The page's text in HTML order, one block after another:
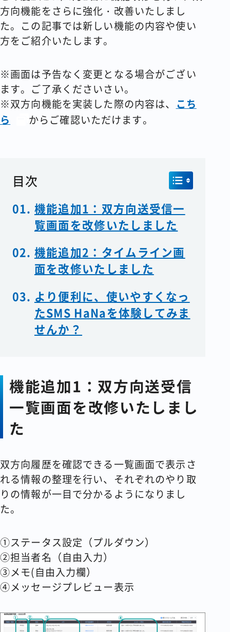
資料請求 お問い合わせ
方向機能をさらに強化・改善いたしまし
た。この記事では新しい機能の内容や使い
方をご紹介いたします。
※画面は予告なく変更となる場合がござい
ます。ご了承くださいさい。
※双方向機能を実装した際の内容は、 こち
ら
からご確認いただけます。
目次
機能追加1：双方向送受信一
覧画面を改修いたしました
機能追加2：タイムライン画
面を改修いたしました
より便利に、使いやすくなっ
たSMS HaNaを体験してみま
せんか？
機能追加1：双方向送受信
一覧画面を改修いたしまし
た
双方向履歴を確認できる一覧画面で表示さ
れる情報の整理を行い、それぞれのやり取
りの情報が一目で分かるようになりまし
た。
①ステータス設定（プルダウン）
②担当者名（自由入力）
③メモ(自由入力欄）
④メッセージプレビュー表示